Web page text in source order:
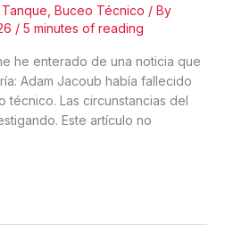
Buceo Técnico / By
/ 5 minutes of reading
he enterado de una noticia que
Adam Jacoub había fallecido
Las circunstancias del
Este artículo no